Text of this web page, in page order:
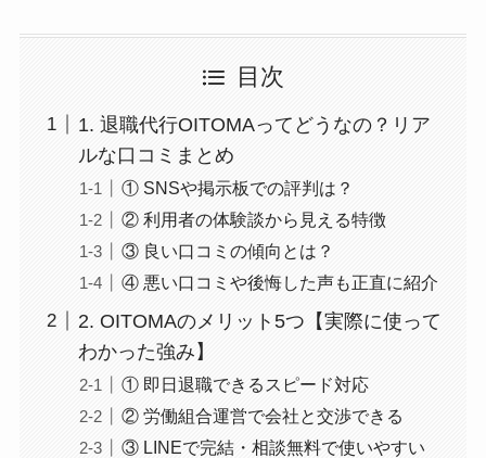
目次
1. 退職代行OITOMAってどうなの？リア
ルな口コミまとめ
① SNSや掲示板での評判は？
② 利用者の体験談から見える特徴
③ 良い口コミの傾向とは？
④ 悪い口コミや後悔した声も正直に紹介
2. OITOMAのメリット5つ【実際に使って
わかった強み】
① 即日退職できるスピード対応
② 労働組合運営で会社と交渉できる
③ LINEで完結・相談無料で使いやすい